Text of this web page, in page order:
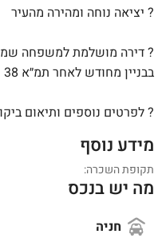
? יציאה נוחה ומהירה מהעיר
? דירה מושלמת למשפחה
בבניין מחודש לאחר תמ״א 38 של חברת צרפתי עם כל היתרונות! ?
? לפרטים נוספים ותיאום
מידע נוסף
תקופת השכרה:
מה יש בנכס
חניה